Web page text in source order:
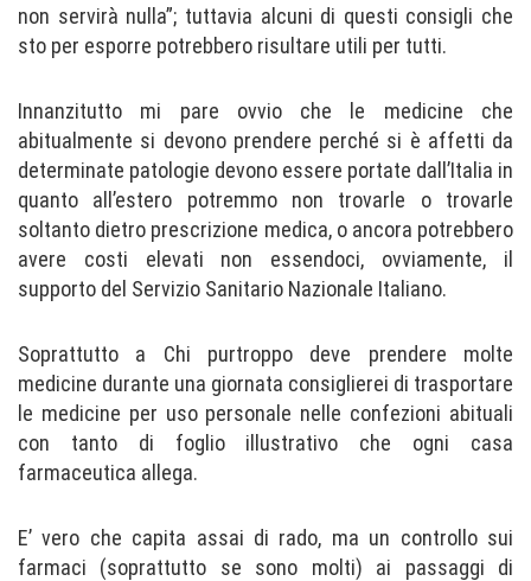
non servirà nulla”; tuttavia alcuni di questi consigli che
sto per esporre potrebbero risultare utili per tutti.
Innanzitutto mi pare ovvio che le medicine che
abitualmente si devono prendere perché si è affetti da
determinate patologie devono essere portate dall’Italia in
quanto all’estero potremmo non trovarle o trovarle
soltanto dietro prescrizione medica, o ancora potrebbero
avere costi elevati non essendoci, ovviamente, il
supporto del Servizio Sanitario Nazionale Italiano.
Soprattutto a Chi purtroppo deve prendere molte
medicine durante una giornata consiglierei di trasportare
le medicine per uso personale nelle confezioni abituali
con tanto di foglio illustrativo che ogni casa
farmaceutica allega.
E’ vero che capita assai di rado, ma un controllo sui
farmaci (soprattutto se sono molti) ai passaggi di